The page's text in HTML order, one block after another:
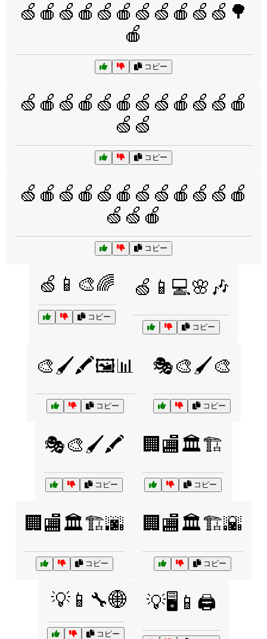
🍏🍎🍏🍎🍏🍎🍏🍏🍎🍏🍏🌳
🍎
コピー
🍏🍎🍏🍎🍏🍎🍏🍏🍎🍏🍏🍎
🍏🍏
コピー
🍏🍎🍏🍎🍏🍎🍏🍏🍎🍏🍏🍎
🍏🍏🍎
コピー
🍏📱🎨🌈
コピー
🍏📱💻🌸🎶
コピー
🎨🖌️🖍️🖼️📊
コピー
🎭🎨🖌️🎨
コピー
🎭🎨🖌️🖍️
コピー
🏢🏬🏛️🏗️
コピー
🏢🏬🏛️🏗️🌆
コピー
🏢🏬🏛️🏗️🌇
コピー
💡📱🔧🌐
コピー
💡🖥️📱🖨️